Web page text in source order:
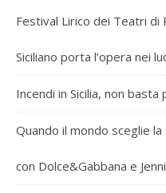
Festival Lirico dei Teatri di
Siciliano porta l’opera nei
Incendi in Sicilia, non basta
Quando il mondo sceglie
con Dolce&Gabbana e